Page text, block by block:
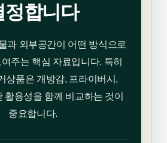
정합니다
과 외부공간이 어떤 방식으로
주는 핵심 자료입니다. 특히
상품은 개방감, 프라이버시,
활용성을 함께 비교하는 것이
중요합니다.